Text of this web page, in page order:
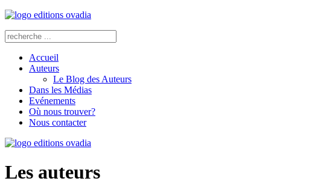
Accueil
Auteurs
Le Blog des Auteurs
Dans les Médias
Evénements
Où nous trouver?
Nous contacter
Les auteurs